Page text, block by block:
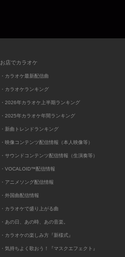
お店でカラオケ
・カラオケ最新配信曲
・カラオケランキング
・2026年カラオケ上半期ランキング
・2025年カラオケ年間ランキング
・新曲トレンドランキング
・映像コンテンツ配信情報（本人映像等）
・サウンドコンテンツ配信情報（生演奏等）
・VOCALOID™配信情報
・アニメソング配信情報
・外国曲配信情報
・カラオケで盛り上がる曲
・あの日、あの時、あの音楽。
・カラオケの楽しみ方『新様式』
・気持ちよく歌おう！『マスクエフェクト』